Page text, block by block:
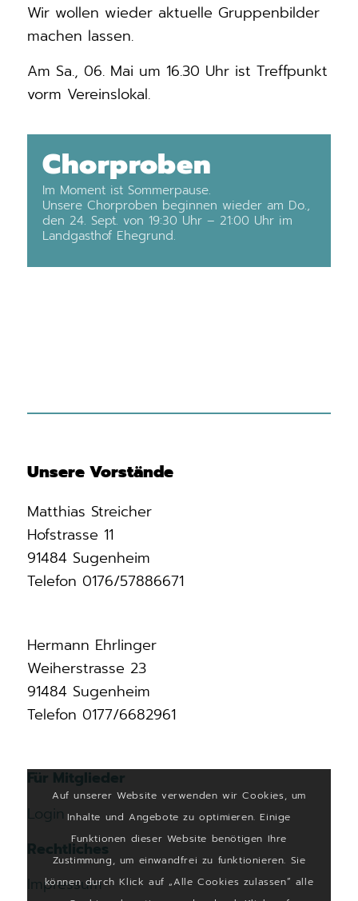
Wir wollen wieder aktuelle Gruppenbilder
machen lassen.
Am Sa., 06. Mai um 16.30 Uhr ist Treffpunkt
vorm Vereinslokal.
Chorproben
Im Moment ist Sommerpause.
Unsere Chorproben beginnen wieder am Do.,
den 24. Sept. von 19:30 Uhr – 21:00 Uhr im
Landgasthof Ehegrund.
Unsere Vorstände
Matthias Streicher
Hofstrasse 11
91484 Sugenheim
Telefon 0176/57886671
Hermann Ehrlinger
Weiherstrasse 23
91484 Sugenheim
Telefon 0177/6682961
Für Mitglieder
Login
Rechtliches
Impressum
Auf unserer Website verwenden wir Cookies, um
Inhalte und Angebote zu optimieren. Einige
Funktionen dieser Website benötigen Ihre
Zustimmung, um einwandfrei zu funktionieren. Sie
können durch Klick auf „Alle Cookies zulassen“ alle